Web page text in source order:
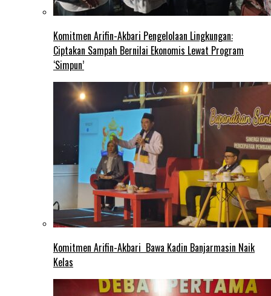
Komitmen Arifin-Akbari Pengelolaan Lingkungan:
Ciptakan Sampah Bernilai Ekonomis Lewat Program
‘Simpun’
Komitmen Arifin-Akbari Bawa Kadin Banjarmasin Naik
Kelas